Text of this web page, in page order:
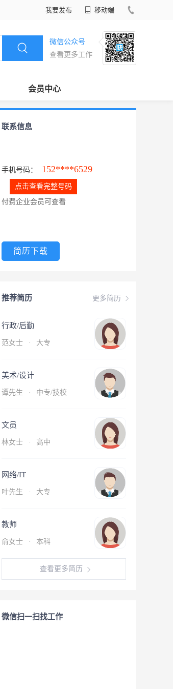
我要发布 移动端
微信公众号
查看更多工作
会员中心
联系信息
手机号码： 152****6529
点击查看完整号码
付费企业会员可查看
简历下载
更多简历
推荐简历
行政/后勤
范女士 · 大专
美术/设计
谭先生 · 中专/技校
文员
林女士 · 高中
网络/IT
叶先生 · 大专
教师
俞女士 · 本科
查看更多简历
微信扫一扫找工作